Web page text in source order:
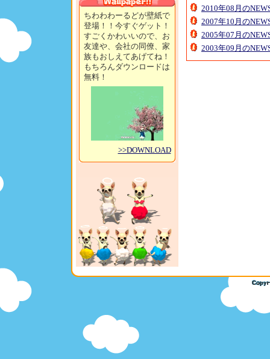
ちわわわーるどが壁紙で
登場！！今すぐゲット！
すごくかわいいので、お
友達や、会社の同僚、家
族もおしえてあげてね！
もちろんダウンロードは
無料！
>>DOWNLOAD
2010年08月の
2007年10月の
2005年07月の
2003年09月の